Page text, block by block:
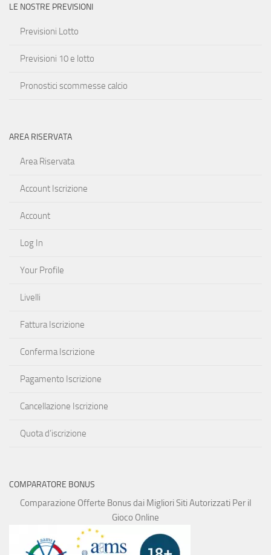
LE NOSTRE PREVISIONI
Previsioni Lotto
Previsioni 10 e lotto
Pronostici scommesse calcio
AREA RISERVATA
Area Riservata
Account Iscrizione
Account
Log In
Your Profile
Livelli
Fattura Iscrizione
Conferma Iscrizione
Pagamento Iscrizione
Cancellazione Iscrizione
Quota d’iscrizione
COMPARATORE BONUS
Comparazione Offerte Bonus dai Migliori Siti Autorizzati Per il
Gioco Online